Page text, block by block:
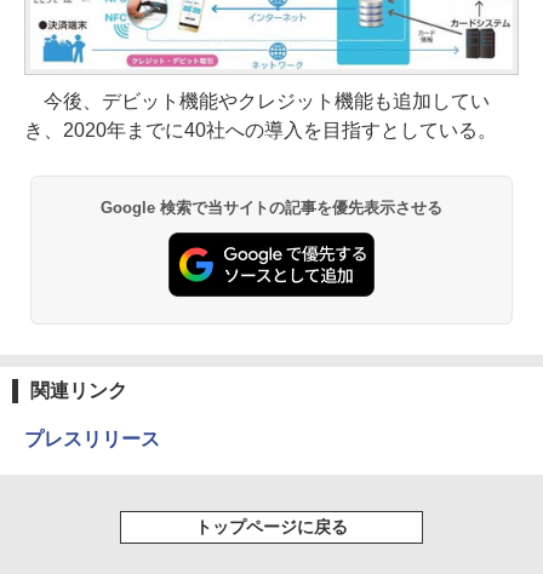
今後、デビット機能やクレジット機能も追加してい
き、2020年までに40社への導入を目指すとしている。
Google 検索で当サイトの記事を優先表示させる
関連リンク
プレスリリース
トップページに戻る